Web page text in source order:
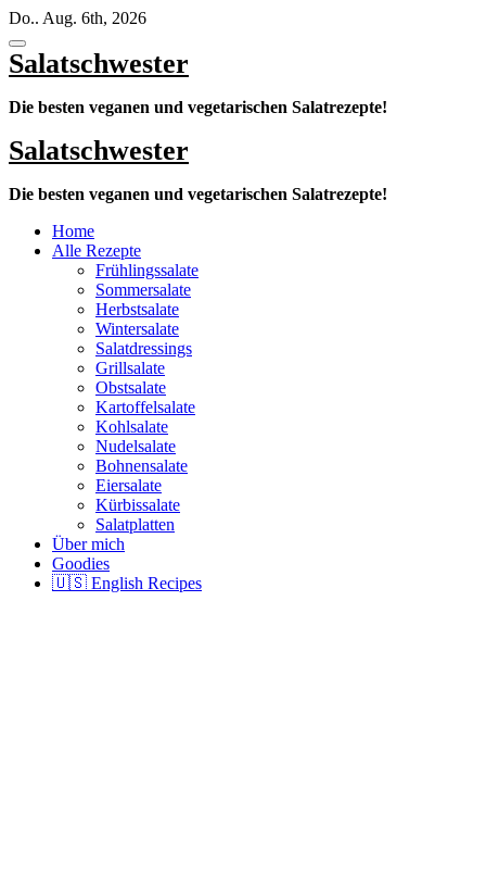
Zum
Inhalt
springen
Do.. Aug. 6th, 2026
Salatschwester
Die besten veganen und vegetarischen Salatrezepte!
Salatschwester
Die besten veganen und vegetarischen Salatrezepte!
Home
Alle Rezepte
Frühlingssalate
Sommersalate
Herbstsalate
Wintersalate
Salatdressings
Grillsalate
Obstsalate
Kartoffelsalate
Kohlsalate
Nudelsalate
Bohnensalate
Eiersalate
Kürbissalate
Salatplatten
Über mich
Goodies
🇺🇸 English Recipes